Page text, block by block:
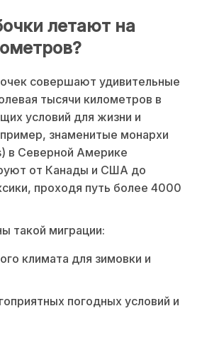
летают на
совершают удивительные
тысячи километров в
условий для жизни и
знаменитые монархи
в Северной Америке
от Канады и США до
проходя путь более 4000
такой миграции:
климата для зимовки и
погодных условий и